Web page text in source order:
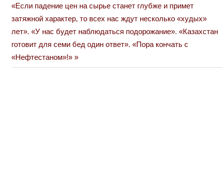
записям
Next
Post:
«Если падение цен на сырье станет глубже и примет
затяжной характер, то всех нас ждут несколько «худых»
лет». «У нас будет наблюдаться подорожание». «Казахстан
готовит для семи бед один ответ». «Пора кончать с
«Нефтестаном»!»